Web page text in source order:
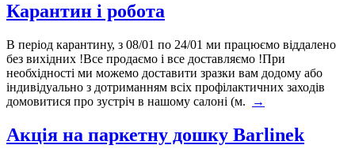
Карантин і робота
В період карантину, з 08/01 по 24/01 ми працюємо віддалено
без вихідних !Все продаємо і все доставляємо !При
необхідності ми можемо доставити зразки вам додому або
індивідуально з дотриманням всіх профілактичних заходів
домовитися про зустріч в нашому салоні (м.
→
Акція на паркетну дошку Barlinek